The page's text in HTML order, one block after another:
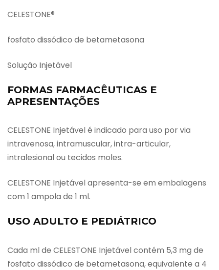
CELESTONE®
fosfato dissódico de betametasona
Solução Injetável
FORMAS FARMACÊUTICAS E
APRESENTAÇÕES
CELESTONE Injetável é indicado para uso por via
intravenosa, intramuscular, intra-articular,
intralesional ou tecidos moles.
CELESTONE Injetável apresenta-se em embalagens
com 1 ampola de 1 ml.
USO ADULTO E PEDIÁTRICO
Cada ml de CELESTONE Injetável contém 5,3 mg de
fosfato dissódico de betametasona, equivalente a 4